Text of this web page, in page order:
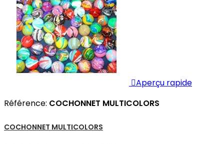
Aperçu rapide
Référence: COCHONNET MULTICOLORS
COCHONNET MULTICOLORS